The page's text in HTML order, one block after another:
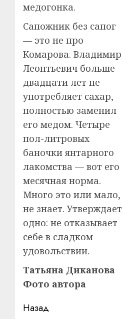
медогонка.
Сапожник без сапог
— это не про
Комарова. Владимир
Леонтьевич больше
двадцати лет не
употребляет сахар,
полностью заменил
его медом. Четыре
пол-литровых
баночки янтарного
лакомства — вот его
месячная норма.
Много это или мало,
не знает. Утверждает
одно: не отказывает
себе в сладком
удовольствии.
Татьяна Диканова
Фото автора
Навигация
Назад